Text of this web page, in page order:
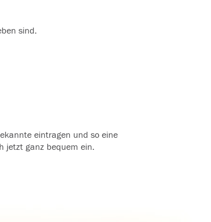
sind.
eintragen und so eine
jetzt ganz bequem ein.